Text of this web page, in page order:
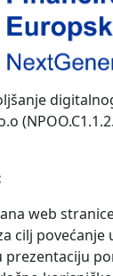
web
cilj povećanje